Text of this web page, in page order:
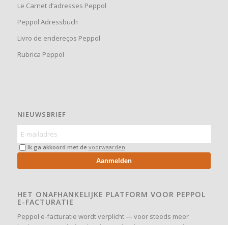
Le Carnet d’adresses Peppol
Peppol Adressbuch
Livro de endereços Peppol
Rubrica Peppol
NIEUWSBRIEF
Ik ga akkoord met de voorwaarden
Aanmelden
HET ONAFHANKELIJKE PLATFORM VOOR PEPPOL
E-FACTURATIE
Peppol e-facturatie wordt verplicht — voor steeds meer